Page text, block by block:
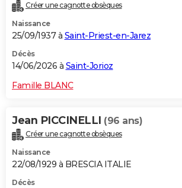
Créer une cagnotte obsèques
Naissance
25/09/1937 à Saint-Priest-en-Jarez
Décès
14/06/2026 à Saint-Jorioz
Famille BLANC
Jean PICCINELLI (96 ans)
Créer une cagnotte obsèques
Naissance
22/08/1929 à BRESCIA ITALIE
Décès